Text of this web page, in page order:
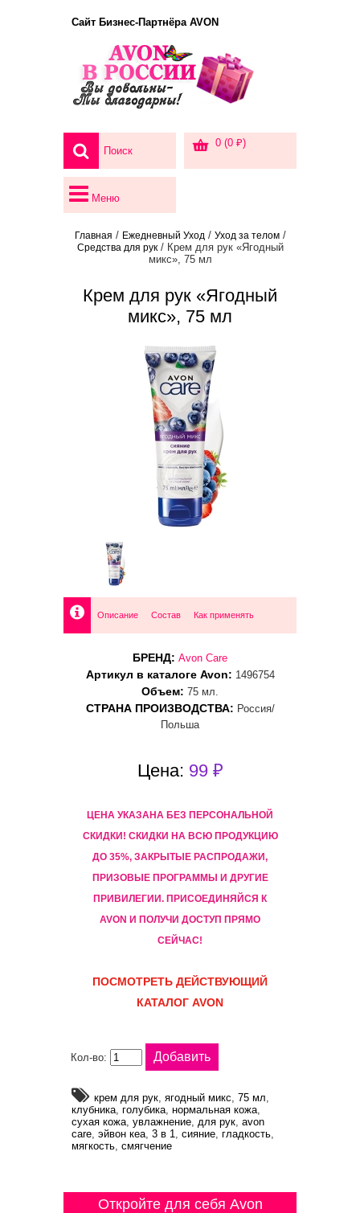
Сайт Бизнес-Партнёра AVON
0 (0 ₽)
Меню
Главная / Ежедневный Уход/ Уход за телом/
Средства для рук/ Крем для рук «Ягодный
микс», 75 мл
Крем для рук «Ягодный
микс», 75 мл
Описание Состав Как применять
БРЕНД: Avon Care
Артикул в каталоге Avon: 1496754
Объем: 75 мл.
СТРАНА ПРОИЗВОДСТВА: Россия/
Польша
Цена: 99 ₽
ЦЕНА УКАЗАНА БЕЗ ПЕРСОНАЛЬНОЙ
СКИДКИ! CКИДКИ НА ВСЮ ПРОДУКЦИЮ
ДО 35%, ЗАКРЫТЫЕ РАСПРОДАЖИ,
ПРИЗОВЫЕ ПРОГРАММЫ И ДРУГИЕ
ПРИВИЛЕГИИ. ПРИСОЕДИНЯЙСЯ К
AVON И ПОЛУЧИ ДОСТУП ПРЯМО
СЕЙЧАС!
ПОСМОТРЕТЬ ДЕЙСТВУЮЩИЙ
КАТАЛОГ AVON
Кол-во:
крем для рук, ягодный микс, 75 мл,
клубника, голубика, нормальная кожа,
сухая кожа, увлажнение, для рук, avon
care, эйвон кеа, 3 в 1, сияние, гладкость,
мягкость, смягчение
Откройте для себя Avon